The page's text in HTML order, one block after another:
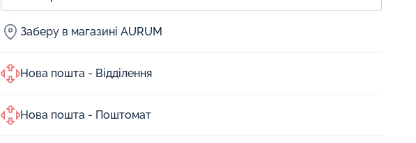
Заберу в магазині AURUM
Нова пошта - Відділення
Нова пошта - Поштомат